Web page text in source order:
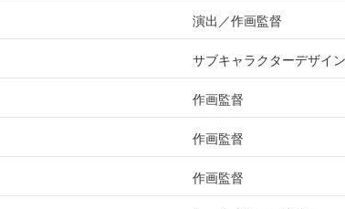
演出 作画監督
サブキャラクターデザイン
作画監督
作画監督
作画監督